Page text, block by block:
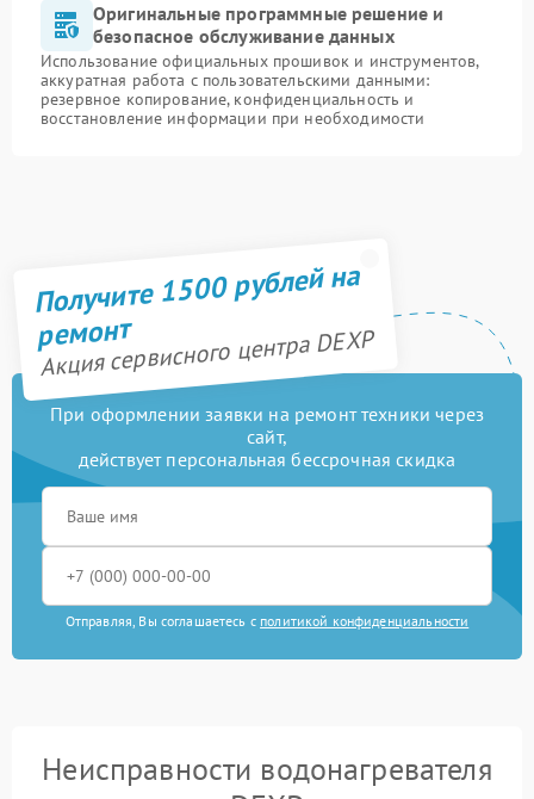
Оригинальные программные решение и
безопасное обслуживание данных
Использование официальных прошивок и инструментов,
аккуратная работа с пользовательскими данными:
резервное копирование, конфиденциальность и
восстановление информации при необходимости
Получите 1500 рублей на
ремонт
Акция сервисного центра DEXP
При оформлении заявки на ремонт техники через
сайт,
действует персональная бессрочная скидка
Отправляя, Вы соглашаетесь с политикой конфиденциальности
Неисправности водонагревателя